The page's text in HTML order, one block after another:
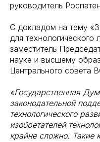
руководитель
С докладом на тему
для технологического
заместитель
науке и высшему
Центрального совета
«Государственная
законодательной
технологического
изобретателей
крайне сложно. Такие